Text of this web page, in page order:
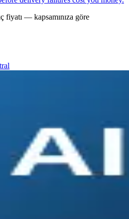
fiyatı — kapsamınıza göre